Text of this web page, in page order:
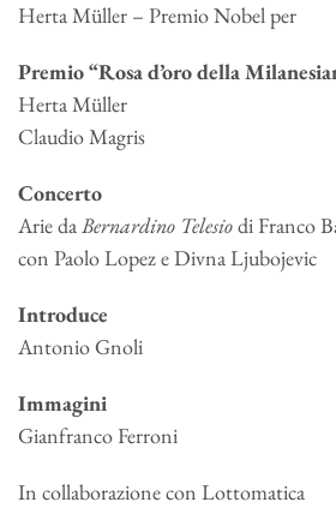
Herta Müller – Premio Nobel per
Premio “Rosa d’oro della
Herta Müller
Claudio Magris
Concerto
Arie daBernardino Telesiodi Franco
con Paolo Lopez e Divna Ljubojevic
Introduce
Antonio Gnoli
Immagini
Gianfranco Ferroni
In collaborazione con Lottomatica